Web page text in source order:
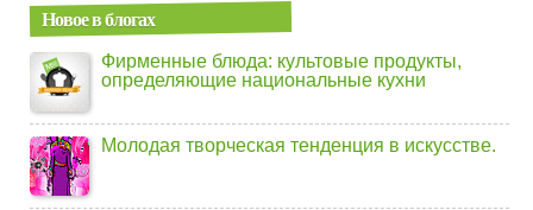
Новое в блогах
Фирменные блюда: культовые продукты,
определяющие национальные кухни
Молодая творческая тенденция в искусстве.